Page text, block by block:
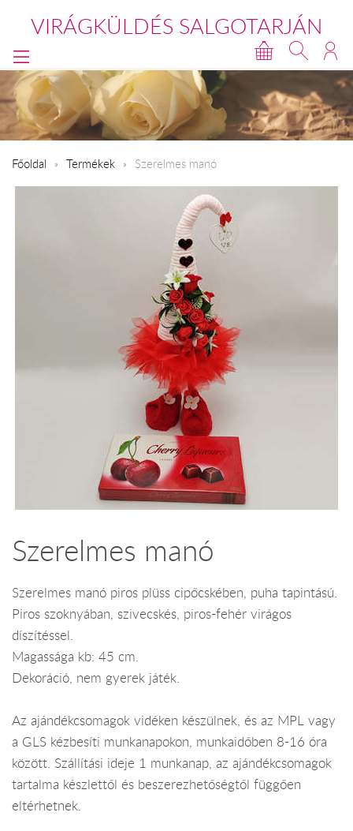
VIRÁGKÜLDÉS SALGOTARJÁN
Főoldal Termékek Szerelmes manó
Szerelmes manó
Szerelmes manó piros plüss cipőcskében, puha tapintású.
Piros szoknyában, szivecskés, piros-fehér virágos
díszítéssel.
Magassága kb: 45 cm.
Dekoráció, nem gyerek játék.
Az ajándékcsomagok vidéken készülnek, és az MPL vagy
a GLS kézbesíti munkanapokon, munkaidőben 8-16 óra
között. Szállítási ideje 1 munkanap, az ajándékcsomagok
tartalma készlettől és beszerezhetőségtől függően
eltérhetnek.